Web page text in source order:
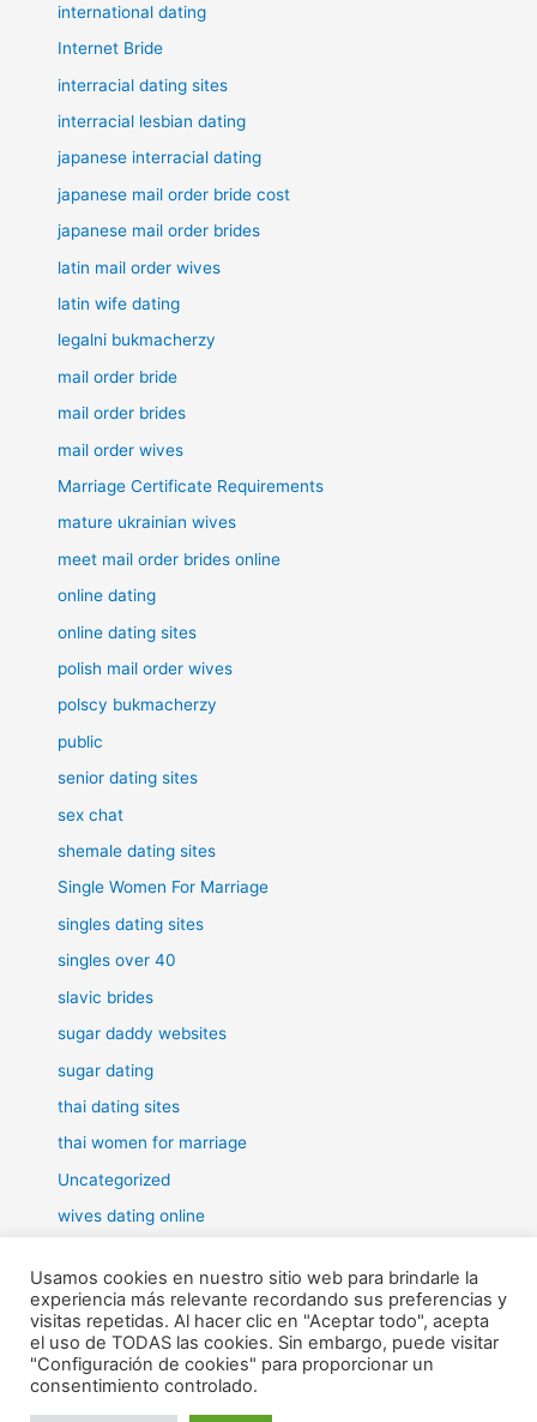
international dating
Internet Bride
interracial dating sites
interracial lesbian dating
japanese interracial dating
japanese mail order bride cost
japanese mail order brides
latin mail order wives
latin wife dating
legalni bukmacherzy
mail order bride
mail order brides
mail order wives
Marriage Certificate Requirements
mature ukrainian wives
meet mail order brides online
online dating
online dating sites
polish mail order wives
polscy bukmacherzy
public
senior dating sites
sex chat
shemale dating sites
Single Women For Marriage
singles dating sites
singles over 40
slavic brides
sugar daddy websites
sugar dating
thai dating sites
thai women for marriage
Uncategorized
wives dating online
Todos los derechos © 2026 RHE | Funciona gracias a
Usamos cookies en nuestro sitio web para brindarle la
experiencia más relevante recordando sus preferencias y
visitas repetidas. Al hacer clic en "Aceptar todo", acepta
el uso de TODAS las cookies. Sin embargo, puede visitar
"Configuración de cookies" para proporcionar un
consentimiento controlado.